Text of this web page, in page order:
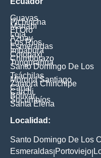
Guayas
Pichincha
Manabí
El Oro
Loja
Azuay
Los Ríos
Esmeraldas
Imbabura
Cotopaxi
Chimborazo
Tungurahua
Santo Domingo De Los
Tsáchilas
Morona Santiago
Zamora Chinchipe
Cañar
Carchi
Bolívar
Sucumbíos
Santa Elena
Localidad:
Santo Domingo De Los
Esmeraldas Portoviejo